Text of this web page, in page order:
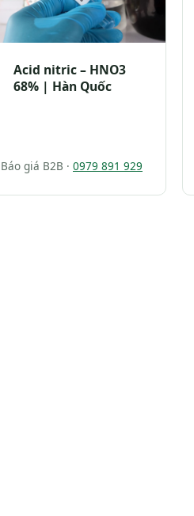
Acid nitric – HNO3
68% | Hàn Quốc
Báo giá B2B · 0979 891 929